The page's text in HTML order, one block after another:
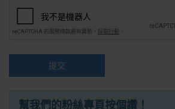
提交
幫我們的粉絲專頁按個讚！